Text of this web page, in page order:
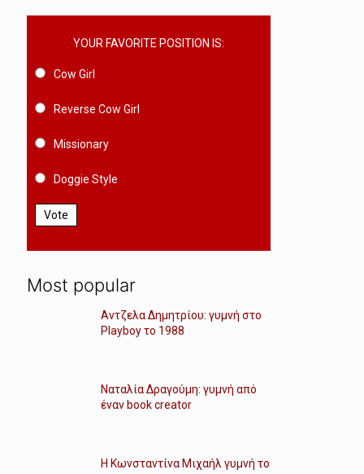
YOUR FAVORITE POSITION IS:
Cow Girl
Reverse Cow Girl
Missionary
Doggie Style
Vote
Most popular
Αντζελα Δημητρίου: γυμνή στο
Playboy το 1988
Ναταλία Δραγούμη: γυμνή από
έναν book creator
Η Κωνσταντίνα Μιχαήλ γυμνή το